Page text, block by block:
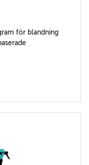
för blandning